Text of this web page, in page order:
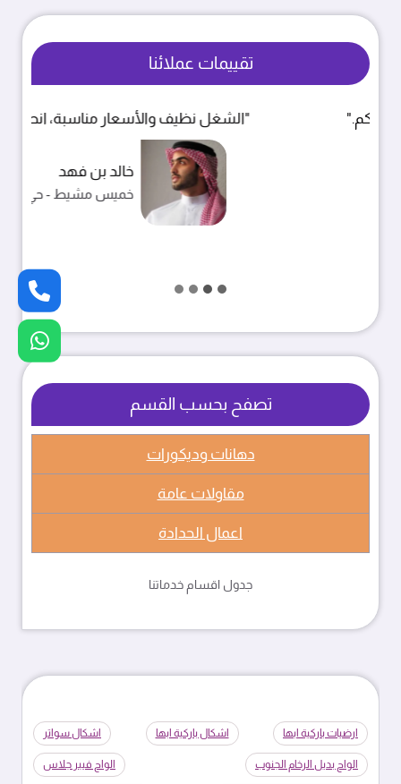
تقييمات عملائنا
"الشغل نظيف والأسعار مناسبة، انصح فيهم."
خالد بن فهد
خميس مشيط - حي الربوة
تصفح بحسب القسم
دهانات وديكورات
مقاولات عامة
اعمال الحدادة
جدول اقسام خدماتنا
ارضيات باركية ابها اشكال باركية ابها اشكال سواتر
الواح بديل الرخام الجنوب الواح فيبر جلاس